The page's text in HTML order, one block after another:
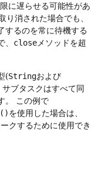
に遅らせる可能性があ
り消された場合でも、
するのを常に待機する
closeメソッドを超
(Stringおよび
サブタスクはすべて同
この例で
を使用した場合は、
クするために使用でき